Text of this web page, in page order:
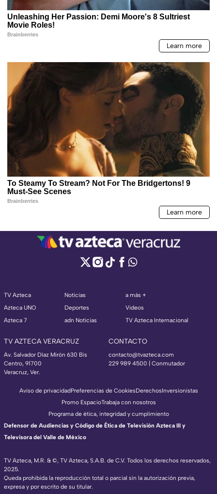
TV Azteca
Azteca UNO
Azteca 7
Noticias
Deportes
adn Noticias
a más +
Videos
TV Azteca Internacional
TV AZTECA VERACRUZ
Av. Salvador Díaz Mirón 630 Bis
Centro, 91700
Veracruz, Ver.
CONTACTO
contacto@tvazteca.com
229 989 4500 | Conmutador
TV Azteca, M.R. & ©, TV Azteca, S.A.B. de C.V. Todos los derechos reservados,
2025.
Queda prohibida la reproducción total o parcial sin la autorización previa,
expresa y por escrito de su titular.
Aviso de privacidadPreferencias de CookiesDerechosInversionistas
Promo EspacioTrabaja con nosotros
Programa de ética, integridad y cumplimiento
Defensor de Audiencias y Código de Ética de Televisión Azteca III y
Televisora del Valle de México